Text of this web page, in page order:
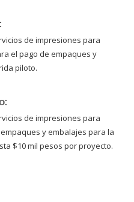
de impresiones para
el pago de empaques y
piloto.
de impresiones para
y embalajes para la
$10 mil pesos por proyecto.